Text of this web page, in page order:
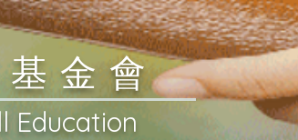
金會
Education